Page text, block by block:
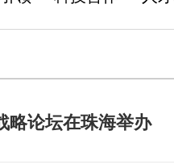
论坛在珠海举办